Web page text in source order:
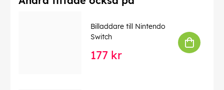
Billaddare till Nintendo
Switch
177 kr